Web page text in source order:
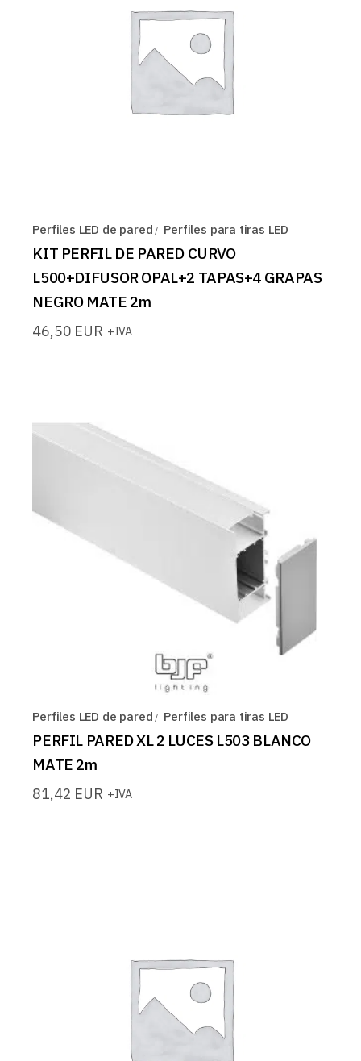
Perfiles LED de pared Perfiles para tiras LED
KIT PERFIL DE PARED CURVO
L500+DIFUSOR OPAL+2 TAPAS+4 GRAPAS
NEGRO MATE 2m
46,50 EUR +IVA
Perfiles LED de pared Perfiles para tiras LED
PERFIL PARED XL 2 LUCES L503 BLANCO
MATE 2m
81,42 EUR +IVA